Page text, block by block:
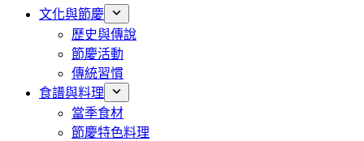
文化與節慶
歷史與傳說
節慶活動
傳統習慣
食譜與料理
當季食材
節慶特色料理